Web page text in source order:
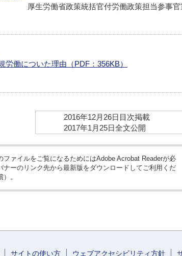
厚生労働省政策統括官付労働政策担当参事官
労働についた理由 （PDF：356KB）
2016年12月26日目次掲載
2017年1月25日全文公開
ファイルをご覧になるためにはAdobe Acrobat Readerが必
ナーのリンク先から最新版をダウンロードしてご利用くだ
。
サイトの使い方 ウェブアクセシビリティ方針